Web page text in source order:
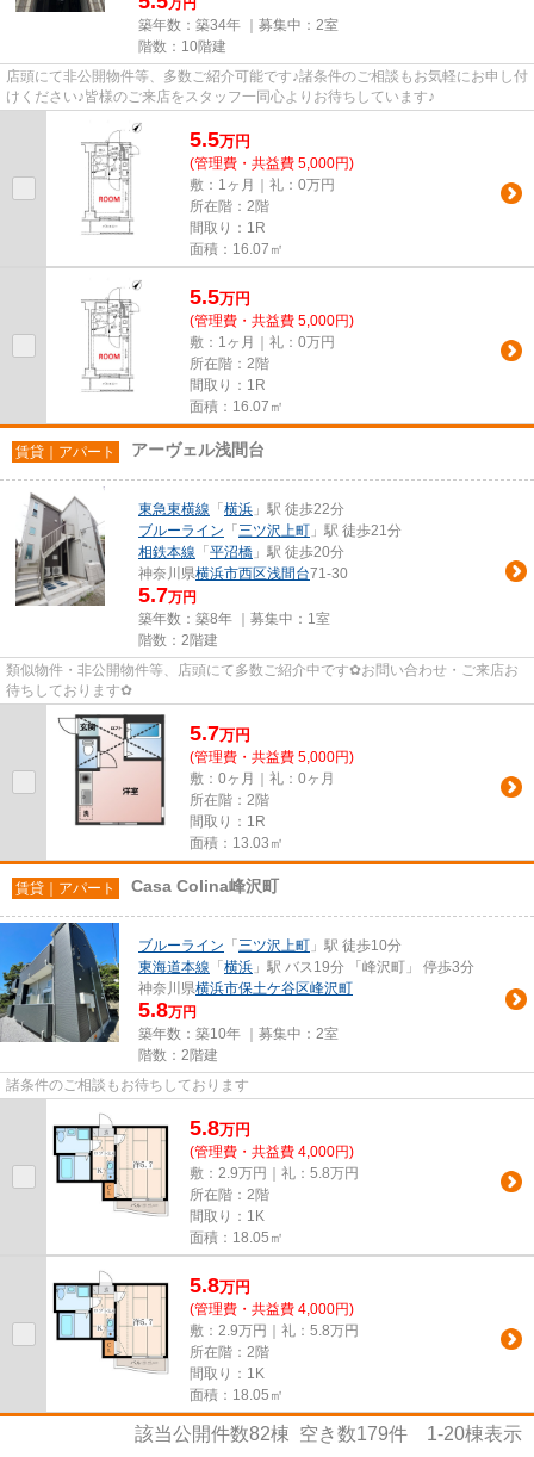
万円
築年数：築34年 ｜募集中： 2室
階数：10階建
店頭にて非公開物件等、多数ご紹介可能です♪諸条件のご相談もお気軽にお申し付
けください♪皆様のご来店をスタッフ一同心よりお待ちしています♪
5.5万円
(管理費・共益費 5,000円)
敷：1ヶ月｜礼：0万円
所在階：2階
間取り：1R
面積：16.07㎡
5.5万円
(管理費・共益費 5,000円)
敷：1ヶ月｜礼：0万円
所在階：2階
間取り：1R
面積：16.07㎡
賃貸｜アパート アーヴェル浅間台
東急東横線 「 横浜 」駅 徒歩22分
ブルーライン 「 三ツ沢上町 」駅 徒歩21分
相鉄本線 「 平沼橋 」駅 徒歩20分
神奈川県横浜市西区浅間台71-30
5.7万円
築年数：築8年 ｜募集中： 1室
階数：2階建
類似物件・非公開物件等、店頭にて多数ご紹介中です✿お問い合わせ・ご来店お
待ちしております✿
5.7万円
(管理費・共益費 5,000円)
敷：0ヶ月｜礼：0ヶ月
所在階：2階
間取り：1R
面積：13.03㎡
賃貸｜アパート Casa Colina峰沢町
ブルーライン 「 三ツ沢上町 」駅 徒歩10分
東海道本線 「 横浜 」駅 バス19分 「峰沢町」 停歩3分
神奈川県横浜市保土ケ谷区峰沢町
5.8万円
築年数：築10年 ｜募集中： 2室
階数：2階建
諸条件のご相談もお待ちしております
5.8万円
(管理費・共益費 4,000円)
敷：2.9万円｜礼：5.8万円
所在階：2階
間取り：1K
面積：18.05㎡
5.8万円
(管理費・共益費 4,000円)
敷：2.9万円｜礼：5.8万円
所在階：2階
間取り：1K
面積：18.05㎡
該当公開件数82棟 空き数179件 1-20棟表示